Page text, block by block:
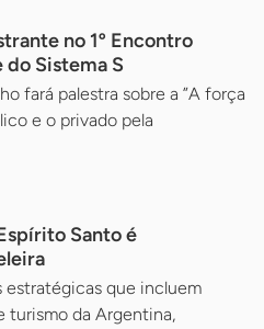
no 1º Encontro
Sistema S
fará palestra sobre a ”A força
e o privado pela
Santo é
que incluem
turismo da Argentina,